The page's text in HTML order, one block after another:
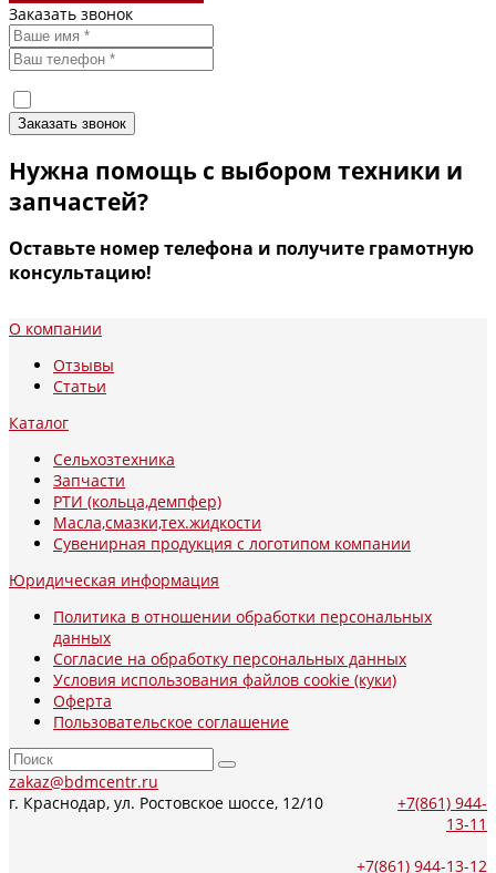
Заказать звонок
Нужна помощь с выбором техники и
запчастей?
Оставьте номер телефона и получите грамотную
консультацию!
О компании
Отзывы
Статьи
Каталог
Сельхозтехника
Запчасти
РТИ (кольца,демпфер)
Масла,смазки,тех.жидкости
Сувенирная продукция с логотипом компании
Юридическая информация
Политика в отношении обработки персональных
данных
Согласие на обработку персональных данных
Условия использования файлов cookie (куки)
Оферта
Пользовательское соглашение
zakaz@bdmcentr.ru
г. Краснодар, ул. Ростовское шоссе, 12/10
+7(861) 944-
13-11
+7(861) 944-13-12